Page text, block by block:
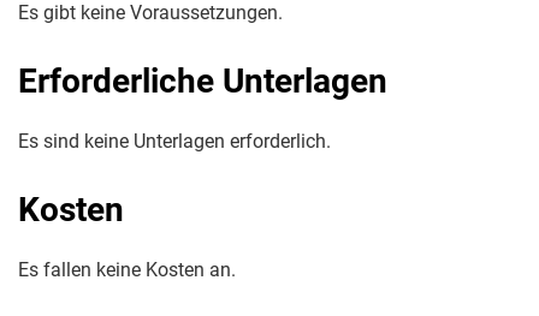
Es gibt keine Voraussetzungen.
Erforderliche Unterlagen
Es sind keine Unterlagen erforderlich.
Kosten
Es fallen keine Kosten an.